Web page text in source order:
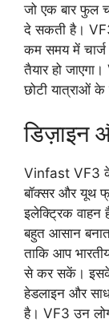
जो एक बार फुल
दे सकती है।
कम समय में
तैयार हो
छोटी यात्राओं के
डिज़ाइन
Vinfast VF3 के
बॉक्सर और यूथ
इलेक्ट्रिक वाहन
बहुत आसान
ताकि आप
से कर सकें। इसके
हेडलाइन और
है। VF3 उन